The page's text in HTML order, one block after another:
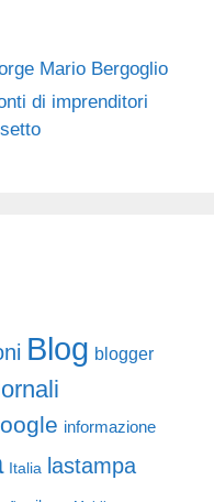
Mario Bergoglio
di imprenditori
Blog blogger
informazione
Italia lastampa